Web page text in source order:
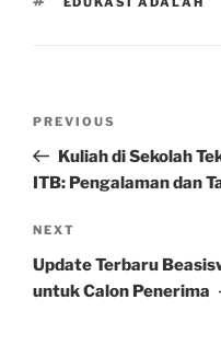
Previous
Post
PREVIOUS
Kuliah di Sekolah
ITB: Pengalaman dan
Next
Post
NEXT
Update Terbaru
untuk Calon Penerima